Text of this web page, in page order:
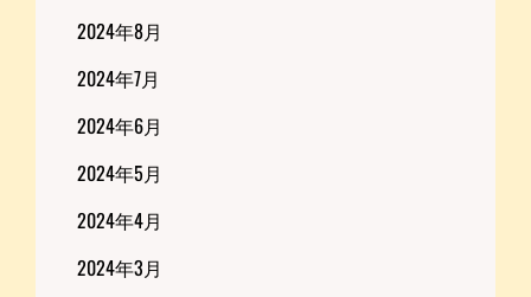
2024年8月
2024年7月
2024年6月
2024年5月
2024年4月
2024年3月